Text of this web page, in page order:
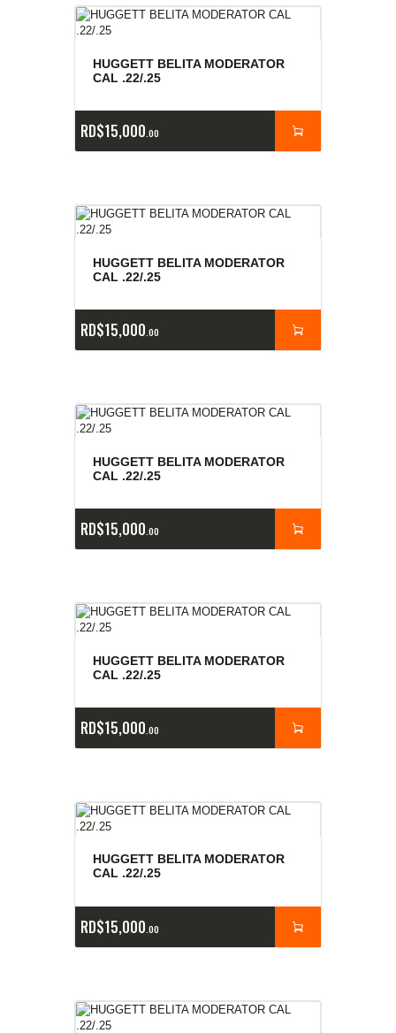
HUGGETT BELITA MODERATOR
CAL .22/.25
RD$15,000 00
HUGGETT BELITA MODERATOR
CAL .22/.25
RD$15,000 00
HUGGETT BELITA MODERATOR
CAL .22/.25
RD$15,000 00
HUGGETT BELITA MODERATOR
CAL .22/.25
RD$15,000 00
HUGGETT BELITA MODERATOR
CAL .22/.25
RD$15,000 00